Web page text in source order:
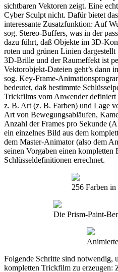
sichtbaren Vektoren zeigt. Eine
Cyber Sculpt nicht. Dafür bietet
interessante Zusatzfunktion: Auf
sog. Stereo-Buffers, was in der
dazu führt, daß Objekte im 3D-
roten und grünen Linien
3D-Brille und der Raumeffekt ist
Vektorobjekt-Dateien geht’s dann
sog. Key-Frame-
bedeutet, daß bestimmte
Trickfilms vom Anwender definiert
z. B. Art (z. B. Farben) und Lage
Art von Bewegungsabläufen,
Anzahl der Frames pro Sekunde
ein einzelnes Bild aus dem
dem Master-Animator (also dem
seinen Vorgaben einen kompletten
Schlüsseldefinitionen errechnet.
256 Farben
Die Prism-Paint-
Folgende Schritte sind notwendig,
kompletten Trickfilm zu erzeugen: